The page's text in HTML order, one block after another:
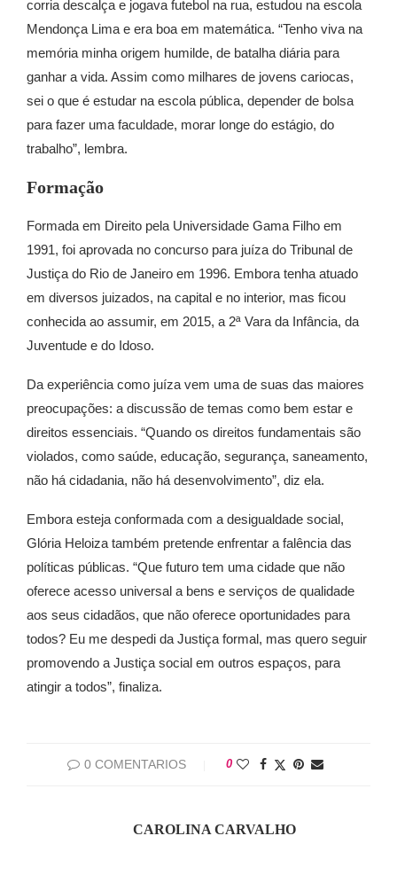
corria descalça e jogava futebol na rua, estudou na escola
Mendonça Lima e era boa em matemática. “Tenho viva na
memória minha origem humilde, de batalha diária para
ganhar a vida. Assim como milhares de jovens cariocas,
sei o que é estudar na escola pública, depender de bolsa
para fazer uma faculdade, morar longe do estágio, do
trabalho”, lembra.
Formação
Formada em Direito pela Universidade Gama Filho em
1991, foi aprovada no concurso para juíza do Tribunal de
Justiça do Rio de Janeiro em 1996. Embora tenha atuado
em diversos juizados, na capital e no interior, mas ficou
conhecida ao assumir, em 2015, a 2ª Vara da Infância, da
Juventude e do Idoso.
Da experiência como juíza vem uma de suas das maiores
preocupações: a discussão de temas como bem estar e
direitos essenciais. “Quando os direitos fundamentais são
violados, como saúde, educação, segurança, saneamento,
não há cidadania, não há desenvolvimento”, diz ela.
Embora esteja conformada com a desigualdade social,
Glória Heloiza também pretende enfrentar a falência das
políticas públicas. “Que futuro tem uma cidade que não
oferece acesso universal a bens e serviços de qualidade
aos seus cidadãos, que não oferece oportunidades para
todos? Eu me despedi da Justiça formal, mas quero seguir
promovendo a Justiça social em outros espaços, para
atingir a todos”, finaliza.
0 COMENTARIOS 0
CAROLINA CARVALHO